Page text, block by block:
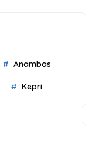
Anambas
Kepri